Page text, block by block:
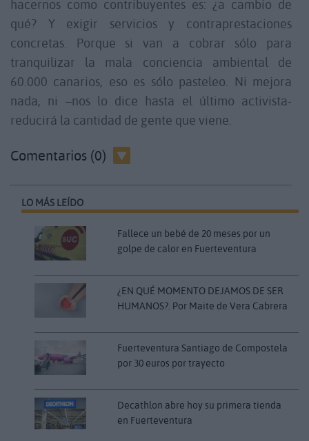
hacernos como contribuyentes es: ¿a cambio de
qué? Y exigir servicios y contraprestaciones
concretas. Porque si van a cobrar sólo para
tranquilizar la mala conciencia ambiental de
60.000 canarios, eso es sólo pasteleo. Ni mejora
nada, ni –nos lo dice hasta el último activista-
reducirá la cantidad de gente que viene.
Comentarios (0)
LO MÁS LEÍDO
Fallece un bebé de 20 meses por un
golpe de calor en Fuerteventura
¿EN QUÉ MOMENTO DEJAMOS DE SER
HUMANOS?. Por Maite de Vera Cabrera
Fuerteventura Santiago de Compostela
por 30 euros por trayecto
Decathlon abre hoy su primera tienda
en Fuerteventura